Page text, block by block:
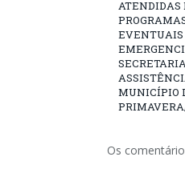
ATENDIDAS
EVENTUAIS
MUNICÍPIO
Os